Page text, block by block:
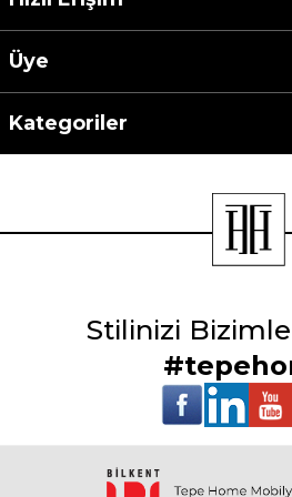
Üye
Kategoriler
Stilinizi Bizimle